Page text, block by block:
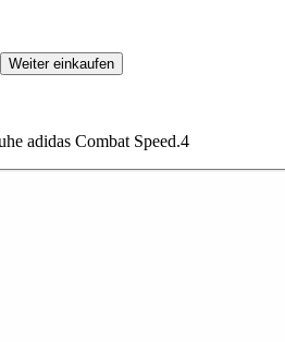
Weiter einkaufen
adidas Combat Speed.4